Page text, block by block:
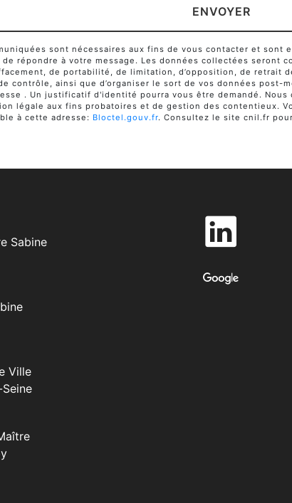
ENVOYER
sont nécessaires aux fins de vous contacter et
répondre à votre message. Les données collectées seront
de portabilité, de limitation, d’opposition, de
contrôle, ainsi que d’organiser le sort de vos données
. Un justificatif d'identité pourra vous être demandé.
légale aux fins probatoires et de gestion des contentieux.
à cette adresse: Bloctel.gouv.fr. Consultez le site cnil.fr
Sabine
Ville